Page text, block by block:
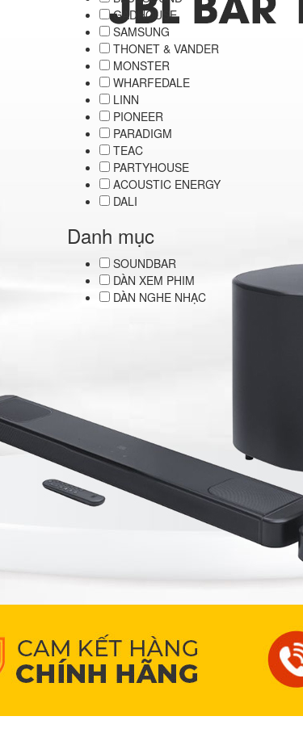
GADHOUSE
SAMSUNG
THONET & VANDER
MONSTER
WHARFEDALE
LINN
PIONEER
PARADIGM
TEAC
PARTYHOUSE
ACOUSTIC ENERGY
DALI
Danh mục
SOUNDBAR
DÀN XEM PHIM
DÀN NGHE NHẠC